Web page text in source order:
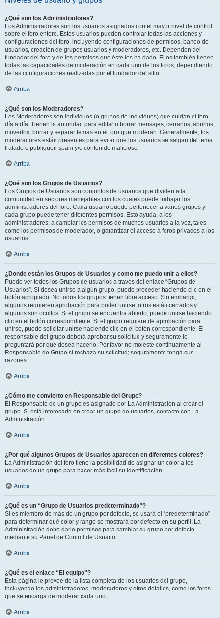
¿Qué son los Administradores?
Los Administradores son los usuarios asignados con el mayor nivel de control
sobre el foro entero. Estos usuarios pueden controlar todas las acciones y
configuraciones del foro, incluyendo configuraciones de permisos, baneo de
usuarios, creación de grupos usuarios y moderadores, etc. Dependen del
fundador del foro y de los permisos que éste les ha dado. Ellos también tienen
todas las capacidades de moderación en cada uno de los foros, dependiendo
de las configuraciones realizadas por el fundador del sitio.
Arriba
¿Qué son los Moderadores?
Los Moderadores son individuos (o grupos de individuos) que cuidan el foro
día a día. Tienen la autoridad para editar o borrar mensajes, cerrarlos, abrirlos,
moverlos, borrar y separar temas en el foro que moderan. Generalmente, los
moderadores están presentes para evitar que los usuarios se salgan del tema
tratado o publiquen spam y/o contenido malicioso.
Arriba
¿Qué son los Grupos de Usuarios?
Los Grupos de Usuarios son conjuntos de usuarios que dividen a la
comunidad en sectores manejables con los cuales puede trabajar los
administradores del foro. Cada usuario puede pertenecer a varios grupos y
cada grupo puede tener diferentes permisos. Esto ayuda, a los
administradores, a cambiar los permisos de muchos usuarios a la vez, tales
como los permisos de moderador, o garantizar el acceso a foros privados a los
usuarios.
Arriba
¿Donde están los Grupos de Usuarios y como me puedo unir a ellos?
Puede ver todos los Grupos de usuarios a través del enlace “Grupos de
Usuarios”. Si desea unirse a algún grupo, puede proceder haciendo clic en el
botón apropiado. No todos los grupos tienen libre acceso. Sin embargo,
algunos requieren aprobación para poder unirse, otros están cerrados y
algunos son ocultos. Si el grupo se encuentra abierto, puede unirse haciendo
clic en el botón correspondiente. Si el grupo requiere de aprobación para
unirse, puede solicitar unirse haciendo clic en el botón correspondiente. El
responsable del grupo deberá aprobar su solicitud y seguramente le
preguntará por qué desea hacerlo. Por favor no moleste continuamente al
Responsable de Grupo si rechaza su solicitud; seguramente tenga sus
razones.
Arriba
¿Cómo me convierto en Responsable del Grupo?
El Responsable de un grupo es asignado por La Administración al crear el
grupo. Si está interesado en crear un grupo de usuarios, contacte con La
Administración.
Arriba
¿Por qué algunos Grupos de Usuarios aparecen en diferentes colores?
La Administración del foro tiene la posibilidad de asignar un color a los
usuarios de un grupo para hacer más fácil su identificación.
Arriba
¿Qué es un “Grupo de Usuarios predeterminado”?
Si es miembro de más de un grupo por defecto, se usará el “predeterminado”
para determinar qué color y rango se mostrará por defecto en su perfil. La
Administración debe darle permisos para cambiar su grupo por defecto
mediante su Panel de Control de Usuario.
Arriba
¿Qué es el enlace “El equipo”?
Esta página le provee de la lista completa de los usuarios del grupo,
incluyendo los administradores, moderadores y otros detalles, como los foros
que se encarga de moderar cada uno.
Arriba